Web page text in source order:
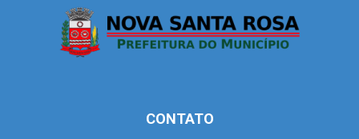
CONTATO